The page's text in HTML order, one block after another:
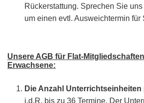
Rückerstattung. Sprechen Sie
um einen evtl. Ausweichtermin für
Unsere AGB für Flat-
Erwachsene:
Die Anzahl Unterrichtseinheiten
i.d.R. bis zu 36 Termine. Der